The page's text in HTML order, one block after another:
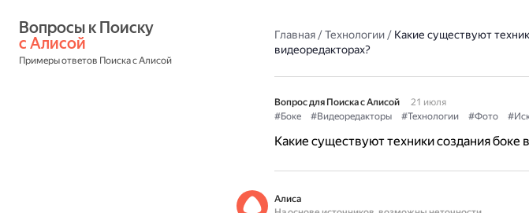
с Алисой
Примеры ответов Поиска с Алисой
Главная/Технологии/ Какие существуют
видеоредакторах?
Вопрос для Поиска с Алисой
21 июля
#Боке
#Видеоредакторы #Технологии #Фото
Какие существуют техники создания
Алиса